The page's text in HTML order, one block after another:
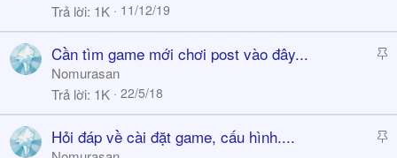
c
k
Trả lời 1K 11/12/19
S
c
k
Cần tìm game mới chơi post vào đây...
Nomurasan
Trả lời 1K 22/5/18
S
Hỏi đáp về cài đặt game, cấu hình....